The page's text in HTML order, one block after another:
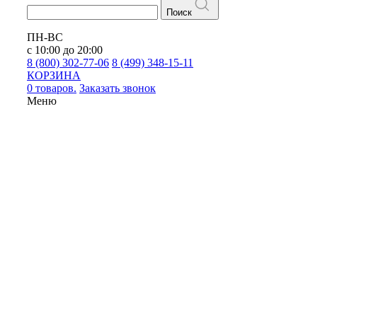
Поиск
ПН-ВС
с 10:00 до 20:00
8 (800) 302-77-06 8 (499) 348-15-11
КОРЗИНА
0 товаров. Заказать звонок
Меню